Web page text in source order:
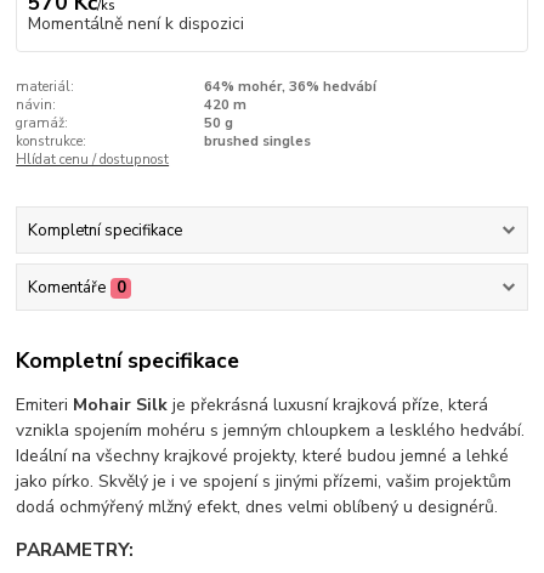
/ks
Momentálně není k dispozici
materiál:
64% mohér, 36% hedvábí
návin:
420 m
gramáž:
50 g
konstrukce:
brushed singles
Hlídat cenu / dostupnost
Kompletní specifikace
Komentáře 0
Kompletní specifikace
Emiteri Mohair Silk je překrásná luxusní krajková příze, která
vznikla spojením mohéru s jemným chloupkem a lesklého hedvábí.
Ideální na všechny krajkové projekty, které budou jemné a lehké
jako pírko. Skvělý je i ve spojení s jinými přízemi, vašim projektům
dodá ochmýřený mlžný efekt, dnes velmi oblíbený u designérů.
PARAMETRY: